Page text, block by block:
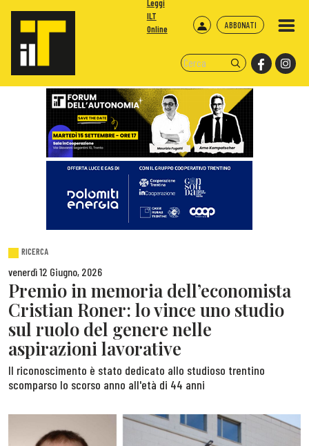
ABBONATI
Leggi
ILT
Online
RICERCA
venerdì 12 Giugno, 2026
Premio in memoria dell’economista
Cristian Roner: lo vince uno studio
sul ruolo del genere nelle
aspirazioni lavorative
Il riconoscimento è stato dedicato allo studioso trentino
scomparso lo scorso anno all'età di 44 anni